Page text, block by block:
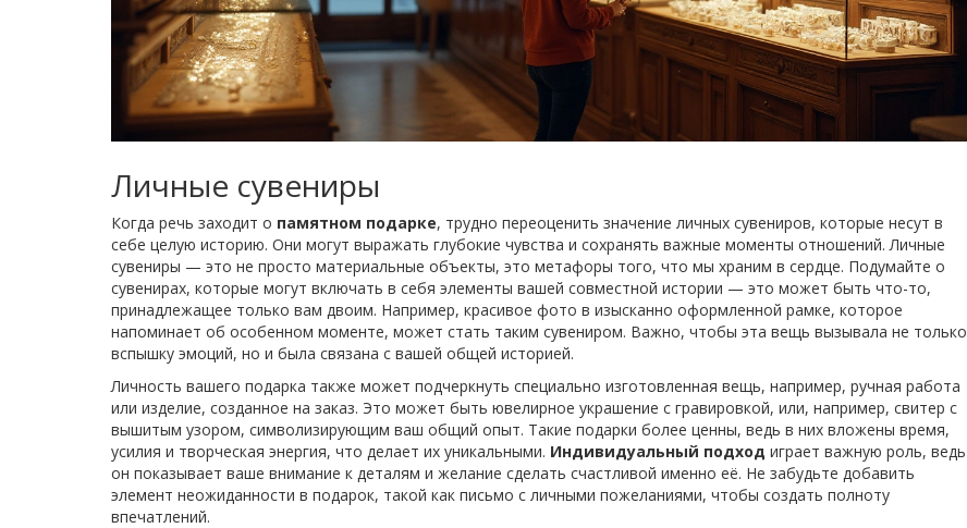
Личные сувениры
Когда речь заходит о памятном подарке, трудно переоценить значение личных сувениров, которые несут в
себе целую историю. Они могут выражать глубокие чувства и сохранять важные моменты отношений. Личные
сувениры — это не просто материальные объекты, это метафоры того, что мы храним в сердце. Подумайте о
сувенирах, которые могут включать в себя элементы вашей совместной истории — это может быть что-то,
принадлежащее только вам двоим. Например, красивое фото в изысканно оформленной рамке, которое
напоминает об особенном моменте, может стать таким сувениром. Важно, чтобы эта вещь вызывала не только
вспышку эмоций, но и была связана с вашей общей историей.
Личность вашего подарка также может подчеркнуть специально изготовленная вещь, например, ручная работа
или изделие, созданное на заказ. Это может быть ювелирное украшение с гравировкой, или, например, свитер с
вышитым узором, символизирующим ваш общий опыт. Такие подарки более ценны, ведь в них вложены время,
усилия и творческая энергия, что делает их уникальными. Индивидуальный подход играет важную роль, ведь
он показывает ваше внимание к деталям и желание сделать счастливой именно её. Не забудьте добавить
элемент неожиданности в подарок, такой как письмо с личными пожеланиями, чтобы создать полноту
впечатлений.